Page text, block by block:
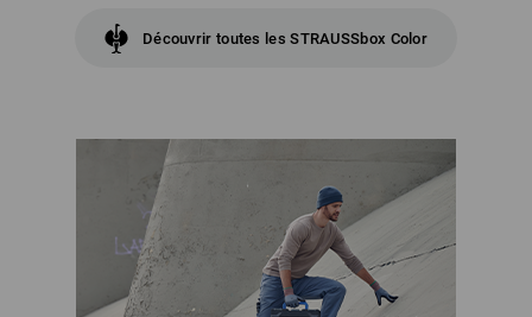
Découvrir toutes les STRAUSSbox Color